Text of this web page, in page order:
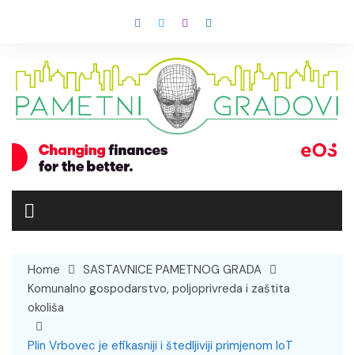
Home
SASTAVNICE PAMETNOG GRADA
Komunalno gospodarstvo, poljoprivreda i zaštita
okoliša
Plin Vrbovec je efikasniji i štedljiviji primjenom IoT